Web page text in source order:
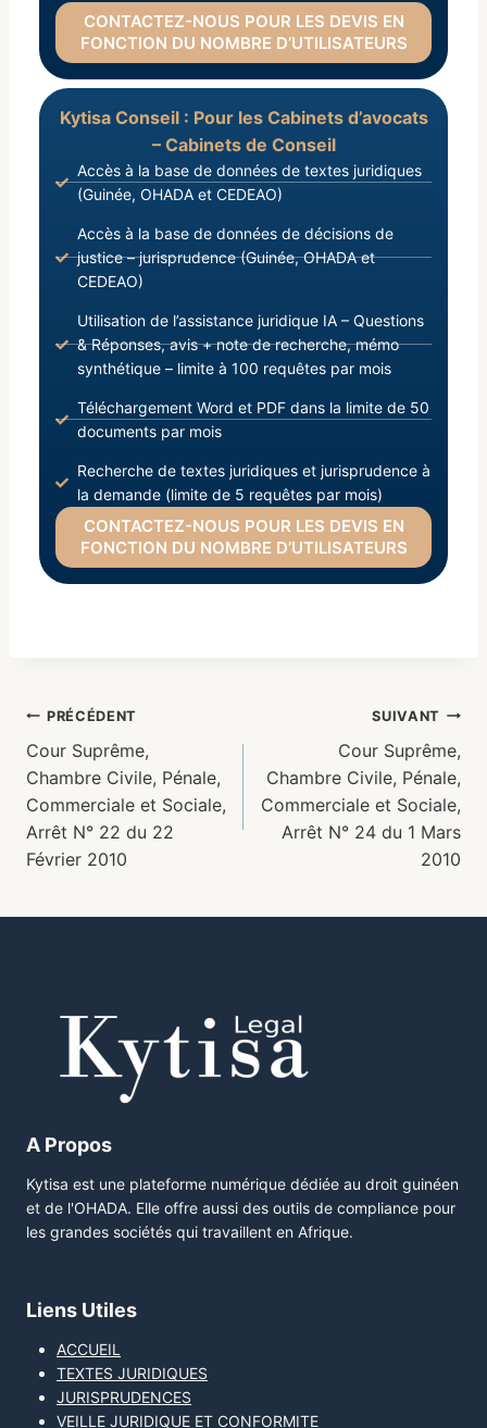
CONTACTEZ-NOUS POUR LES DEVIS EN
FONCTION DU NOMBRE D’UTILISATEURS
Kytisa Conseil : Pour les Cabinets d’avocats
– Cabinets de Conseil
Accès à la base de données de textes juridiques
(Guinée, OHADA et CEDEAO)
Accès à la base de données de décisions de
justice – jurisprudence (Guinée, OHADA et
CEDEAO)
Utilisation de l’assistance juridique IA – Questions
& Réponses, avis + note de recherche, mémo
synthétique – limite à 100 requêtes par mois
Téléchargement Word et PDF dans la limite de 50
documents par mois
Recherche de textes juridiques et jurisprudence à
la demande (limite de 5 requêtes par mois)
CONTACTEZ-NOUS POUR LES DEVIS EN
FONCTION DU NOMBRE D’UTILISATEURS
PRÉCÉDENT
Cour Suprême,
Chambre Civile, Pénale,
Commerciale et Sociale,
Arrêt N° 22 du 22
Février 2010
SUIVANT
Cour Suprême,
Chambre Civile, Pénale,
Commerciale et Sociale,
Arrêt N° 24 du 1 Mars
2010
A Propos
Kytisa est une plateforme numérique dédiée au droit guinéen
et de l'OHADA. Elle offre aussi des outils de compliance pour
les grandes sociétés qui travaillent en Afrique.
Liens Utiles
ACCUEIL
TEXTES JURIDIQUES
JURISPRUDENCES
VEILLE JURIDIQUE ET CONFORMITE